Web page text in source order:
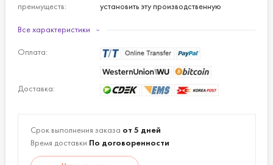
преимуществ:
установить эту производственную
Детали изготовлены из нержавеющей
стали и анодированного алюминия, что
повышает их прочность, износостойкость,
а также гигиеничность - все детали легко
Все характеристики
Оплата:
Доставка:
Срок выполнения заказа от 5 дней
Время доставки По договоренности